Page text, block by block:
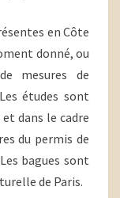
en Côte
donné, ou
mesures de
études sont
dans le cadre
du permis de
bagues sont
de Paris.